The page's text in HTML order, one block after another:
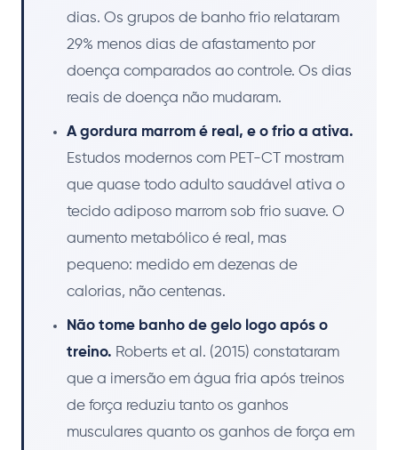
dias. Os grupos de banho frio relataram
29% menos dias de afastamento por
doença comparados ao controle. Os dias
reais de doença não mudaram.
A gordura marrom é real, e o frio a ativa.
Estudos modernos com PET-CT mostram
que quase todo adulto saudável ativa o
tecido adiposo marrom sob frio suave. O
aumento metabólico é real, mas
pequeno: medido em dezenas de
calorias, não centenas.
Não tome banho de gelo logo após o
treino. Roberts et al. (2015) constataram
que a imersão em água fria após treinos
de força reduziu tanto os ganhos
musculares quanto os ganhos de força em